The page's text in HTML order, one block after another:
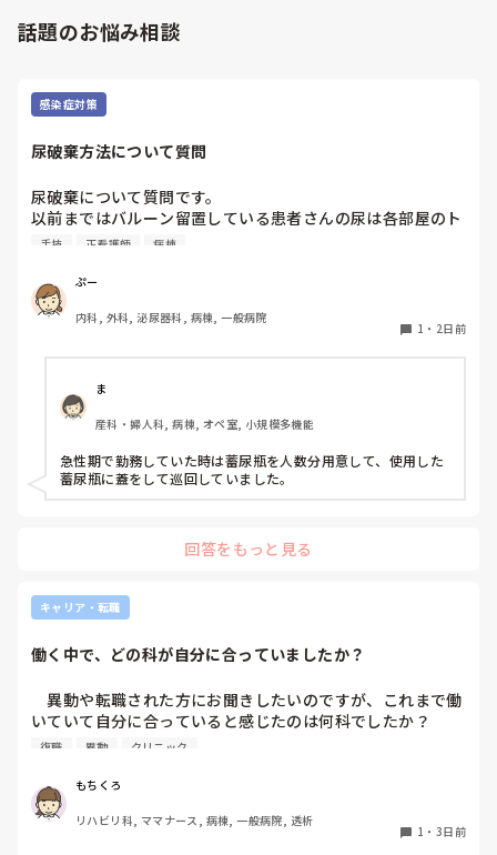
やったことないの！？もう10ヶ月なんだから、未経験なこと
新人さんが可愛そう、と感じることもある反面、ペアの先輩
が何か処置をしているけど、ペアの新人はのんびり記録して
がいいんじゃないの？」と声をかけても、「記録終わってな
早く色々覚えたい！という、意欲があまり感じられず…これ
はPNS云々よりも、その新人の性格かな？とも思いました
が、ほとんどの新人に当てはまりました。。。時代柄でしょ
私はどちらかといえば、PNSは好きじゃありません。
でもPNSでやれというからには、もっと業務量に見合った、
新人を指導しながら業務ができるゆとりが欲しいです。
いと思いますか？
るなら実施してみてはどうでしょうか⁉️そういう事と思います
話題のお悩み相談
感染症対策
尿破棄方法について質問
尿破棄について質問です。
以前まではバルーン留置している患者さんの尿は各部屋のト
イレに破棄する形でしたが、感染予防上汚物処理室でのみ破
物処理室に持っていくという非効率な方法になってます。尿
破棄人数は10人近くになるので病室と汚物処理室を10往復
する形に。結果尿破棄に時間がかかってます。
ットしワゴン下段に乗せて破棄していき最後まとめて汚物処
理室で破棄してたのでその方法はダメなのか？と疑問抱いて
ます。もちろん汚物見えないようワゴンにカバーする等対策
して。
皆さんの病棟ではどのような方法取られてますか？
手技 正看護師 病棟
ぷー
内科, 外科, 泌尿器科, 病棟, 一般病院
1 ・ 2日前
ま
産科・婦人科, 病棟, オペ室, 小規模多機能
急性期で勤務していた時は蓄尿瓶を人数分用意して、使用した
蓄尿瓶に蓋をして巡回していました。
回答をもっと見る
キャリア・転職
働く中で、どの科が自分に合っていましたか？
異動や転職された方にお聞きしたいのですが、これまで働
いていて自分に合っていると感じたのは何科でしたか？
また、どんなところが合っていると感じましたか？
私はこれまで脳神経外科、リハビリ科、透析室と経験しまし
たが、どこもしっくり来なくて悩んでいます…。次回の転職
の参考にさせていただきたいです😭
復職 異動 クリニック
もちくろ
リハビリ科, ママナース, 病棟, 一般病院, 透析
1 ・ 3日前